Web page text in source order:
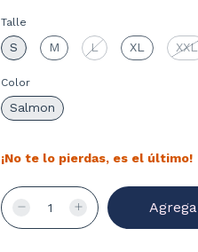
Talle
S M L XL XXL
Color
Salmon
¡No te lo pierdas, es el último!